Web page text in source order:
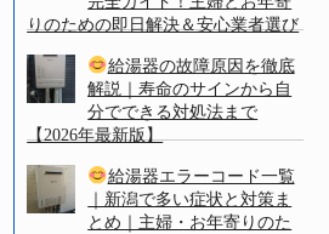
りのための即日解決＆安心業者選び
給湯器の故障原因を徹底
解説｜寿命のサインから自
分でできる対処法まで
【2026年最新版】
給湯器エラーコード一覧
｜新潟で多い症状と対策ま
とめ｜主婦・お年寄りのた